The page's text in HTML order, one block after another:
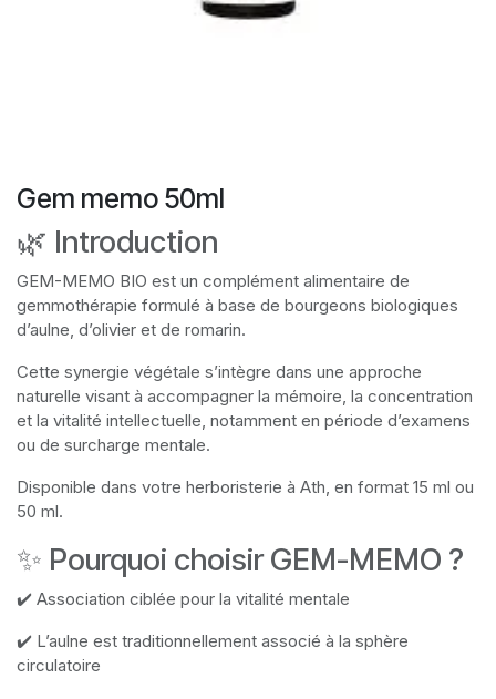
Gem memo 50ml
🌿 Introduction
GEM-MEMO BIO est un complément alimentaire de
gemmothérapie formulé à base de bourgeons biologiques
d’aulne, d’olivier et de romarin.
Cette synergie végétale s’intègre dans une approche
naturelle visant à accompagner la mémoire, la concentration
et la vitalité intellectuelle, notamment en période d’examens
ou de surcharge mentale.
Disponible dans votre herboristerie à Ath, en format 15 ml ou
50 ml.
✨ Pourquoi choisir GEM-MEMO ?
✔️ Association ciblée pour la vitalité mentale
✔️ L’aulne est traditionnellement associé à la sphère
circulatoire